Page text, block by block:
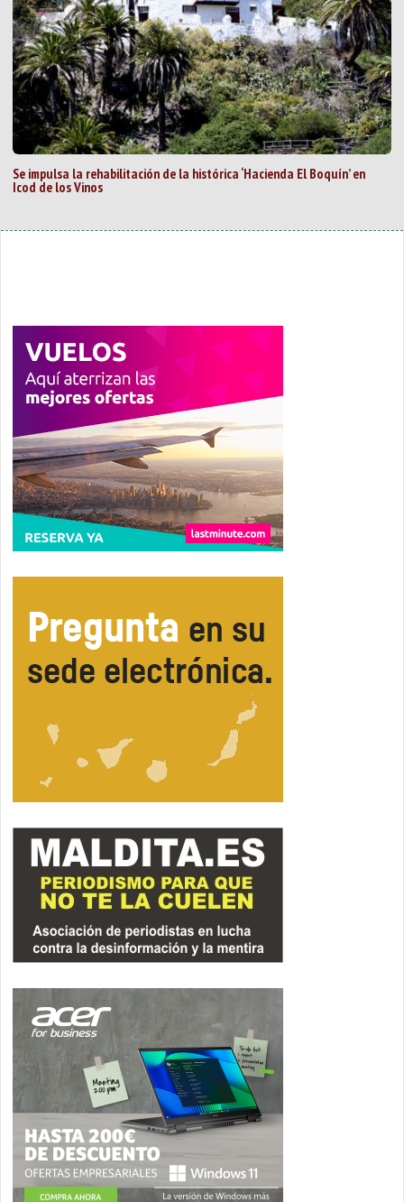
Se impulsa la rehabilitación de la histórica ‘Hacienda El Boquín’ en
Icod de los Vinos